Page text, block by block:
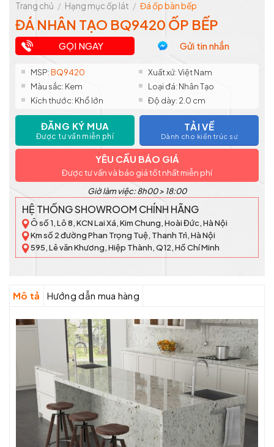
Trang chủ / Hạng mục ốp lát / Đá ốp bàn bếp
ĐÁ NHÂN TẠO BQ9420 ỐP BẾP
GỌI NGAY Gửi tin nhắn
MSP:BQ9420
Xuất xứ: Việt Nam
Màu sắc: Kem
Loại đá: Nhân Tạo
Kích thước: Khổ lớn
Độ dày: 2.0 cm
ĐĂNG KÝ MUA
Được tư vấn miễn phí
TẢI VỀ
Dành cho kiến trúc sư
YÊU CẦU BÁO GIÁ
Được tư vấn và báo giá tốt nhất miễn phí
Giờ làm việc: 8h00 > 18:00
HỆ THỐNG SHOWROOM CHÍNH HÃNG
Ô số 1, Lô 8, KCN Lai Xá, Kim Chung, Hoài Đức, Hà Nội
Km số 2 đường Phan Trọng Tuệ, Thanh Trì, Hà Nội
595, Lê văn Khương, Hiệp Thành, Q12, Hồ Chí Minh
Mô tả Hướng dẫn mua hàng